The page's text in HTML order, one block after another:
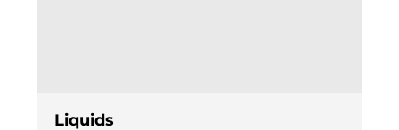
Liquids